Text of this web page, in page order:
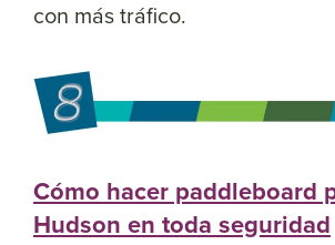
con más tráfico.
Cómo hacer paddleboard
Hudson en toda seguridad